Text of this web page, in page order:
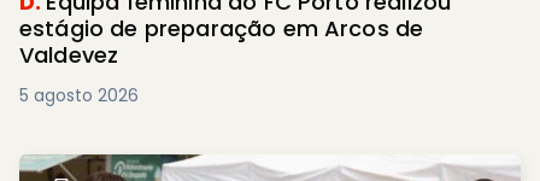
estágio de preparação em Arcos de
Valdevez
5 agosto 2026